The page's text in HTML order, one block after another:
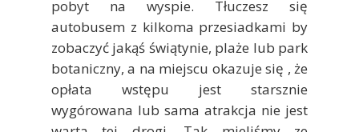
pobyt na wyspie. Tłuczesz się
autobusem z kilkoma przesiadkami by
zobaczyć jakąś świątynie, plaże lub park
botaniczny, a na miejscu okazuje się , że
opłata wstępu jest starsznie
wygórowana lub sama atrakcja nie jest